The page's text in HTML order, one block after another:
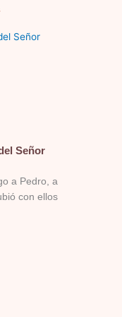
Señor
a Pedro, a
con ellos